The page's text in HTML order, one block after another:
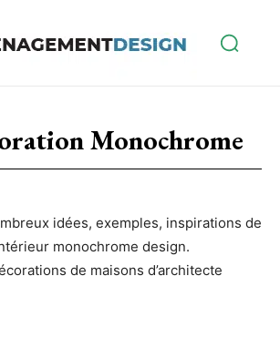
Monochrome
idées, exemples, inspirations de
monochrome design.
de maisons d’architecte